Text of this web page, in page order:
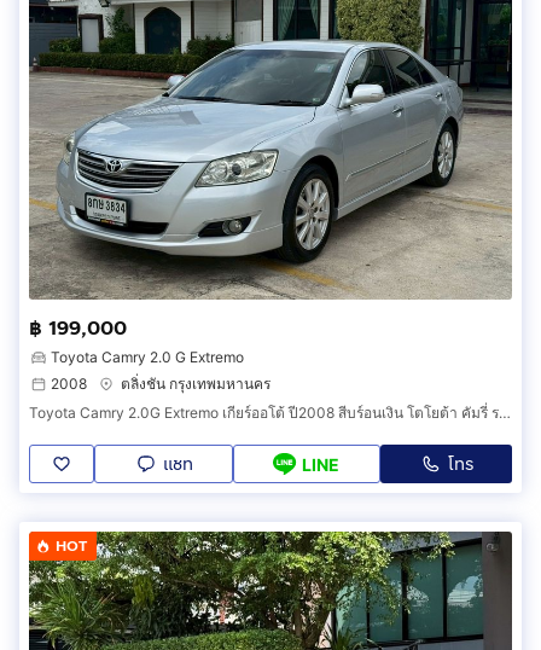
฿ 199,000
Toyota Camry 2.0 G Extremo
2008
ตลิ่งชัน กรุงเทพมหานคร
Toyota Camry 2.0G Extremo เกียร์ออโต้ ปี2008 สีบร์อนเงิน โตโยต้า คัมรี่ รถเก๋ง รถสวยสภาพนางฟ้า
แชท LINE โทร
HOT